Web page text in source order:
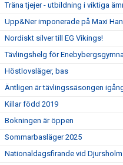
Träna tjejer - utbildning i viktiga
Upp&Ner imponerade på Maxi
Nordiskt silver till EG Vikings!
Tävlingshelg för
Höstlovsläger, bas
Äntligen är tävlingssäsongen
Killar född 2019
Bokningen är öppen
Sommarbasläger 2025
Nationaldagsfirande vid